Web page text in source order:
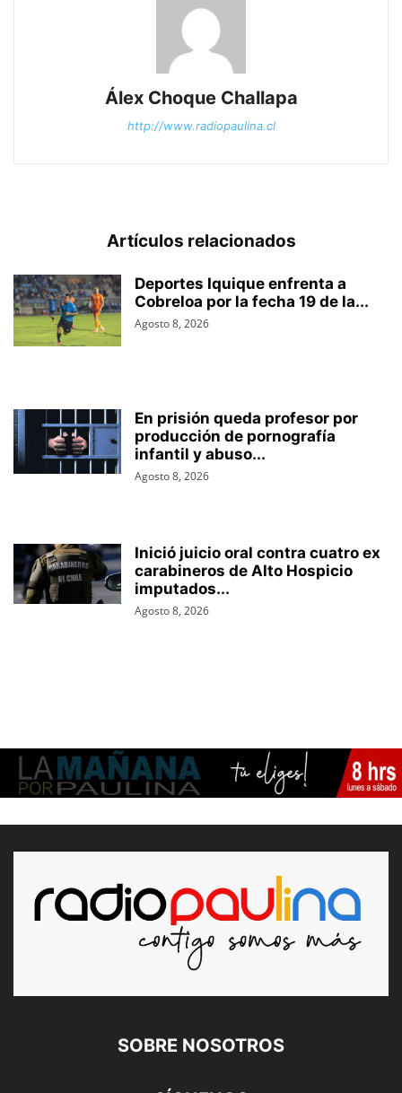
Álex Choque Challapa
http://www.radiopaulina.cl
Artículos relacionados
Deportes Iquique enfrenta a
Cobreloa por la fecha 19 de la...
Agosto 8, 2026
En prisión queda profesor por
producción de pornografía
infantil y abuso...
Agosto 8, 2026
Inició juicio oral contra cuatro ex
carabineros de Alto Hospicio
imputados...
Agosto 8, 2026
SOBRE NOSOTROS